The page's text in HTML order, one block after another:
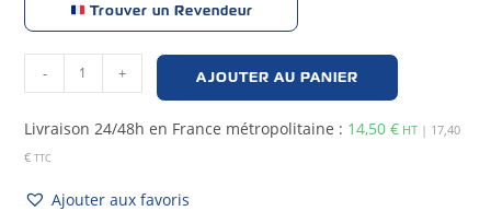
Trouver un Revendeur
- + AJOUTER AU PANIER
Livraison 24/48h en France métropolitaine : 14,50€ HT | 17,40
€TTC
Ajouter aux favoris